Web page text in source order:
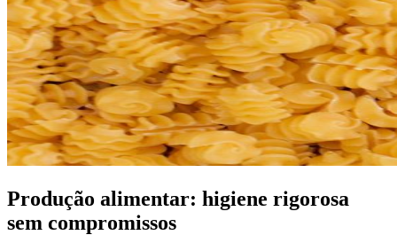
Produção alimentar: higiene rigorosa
sem compromissos